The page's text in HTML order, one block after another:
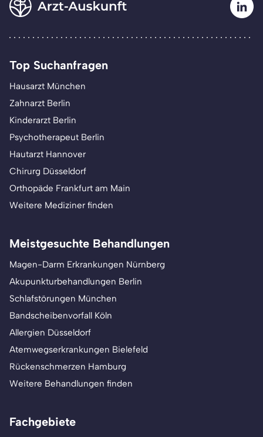
Top Suchanfragen
Hausarzt München
Zahnarzt Berlin
Kinderarzt Berlin
Psychotherapeut Berlin
Hautarzt Hannover
Chirurg Düsseldorf
Orthopäde Frankfurt am Main
Weitere Mediziner finden
Meistgesuchte Behandlungen
Magen-Darm Erkrankungen Nürnberg
Akupunkturbehandlungen Berlin
Schlafstörungen München
Bandscheibenvorfall Köln
Allergien Düsseldorf
Atemwegserkrankungen Bielefeld
Rückenschmerzen Hamburg
Weitere Behandlungen finden
Fachgebiete